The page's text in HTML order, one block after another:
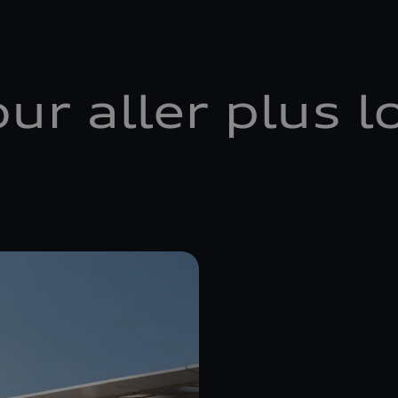
aller plus